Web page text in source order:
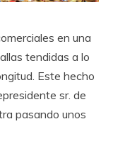
en una
tendidas a lo
Este hecho
sr. de
pasando unos